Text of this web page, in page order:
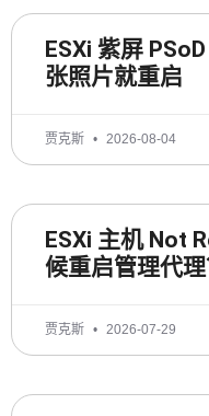
ESXi 紫屏
张照片就重启
贾克斯 2026-08-04
ESXi 主机 Not
候重启管理代理
贾克斯 2026-07-29